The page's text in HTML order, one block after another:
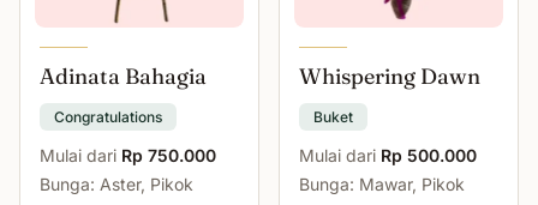
Adinata Bahagia
Congratulations
Mulai dari Rp 750.000
Bunga: Aster, Pikok
Whispering Dawn
Buket
Mulai dari Rp 500.000
Bunga: Mawar, Pikok